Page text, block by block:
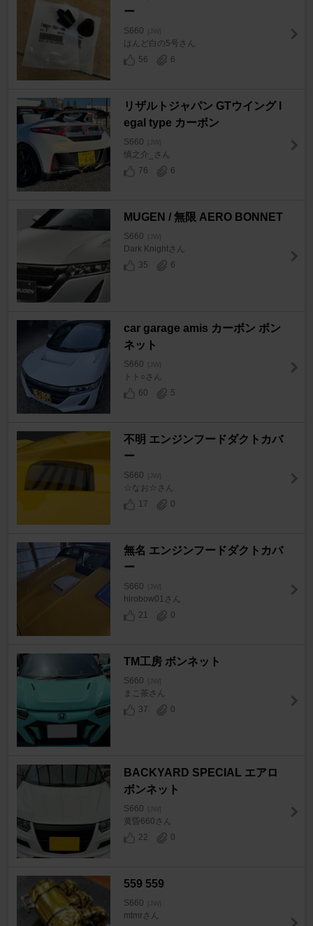
ー
S660 [JW]
はんど白の5号さん
56
6
リザルトジャパン GTウイング l
egal type カーボン
S660 [JW]
慎之介_さん
76
6
MUGEN / 無限 AERO BONNET
S660 [JW]
Dark Knightさん
35
6
car garage amis カーボン ボン
ネット
S660 [JW]
トト○さん
60
5
不明 エンジンフードダクトカバ
ー
S660 [JW]
☆なお☆さん
17
0
無名 エンジンフードダクトカバ
ー
S660 [JW]
hirobow01さん
21
0
TM工房 ボンネット
S660 [JW]
まこ茶さん
37
0
BACKYARD SPECIAL エアロ
ボンネット
S660 [JW]
黄昏660さん
22
0
559 559
S660 [JW]
mtmrさん